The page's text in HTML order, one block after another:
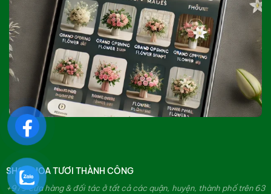
SHOP HOA TƯƠI THÀNH CÔNG
+979 cửa hàng & đối tác ở tất cả các quận, huyện, thành phố trên 63